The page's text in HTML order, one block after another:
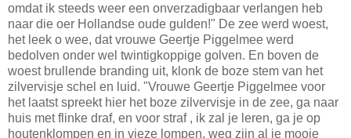
omdat ik steeds weer een onverzadigbaar verlangen heb
naar die oer Hollandse oude gulden!" De zee werd woest,
het leek o wee, dat vrouwe Geertje Piggelmee werd
bedolven onder wel twintigkoppige golven. En boven de
woest brullende branding uit, klonk de boze stem van het
zilvervisje schel en luid. "Vrouwe Geertje Piggelmee voor
het laatst spreekt hier het boze zilvervisje in de zee, ga naar
huis met flinke draf, en voor straf , ik zal je leren, ga je op
houtenklompen en in vieze lompen, weg zijn al je mooie